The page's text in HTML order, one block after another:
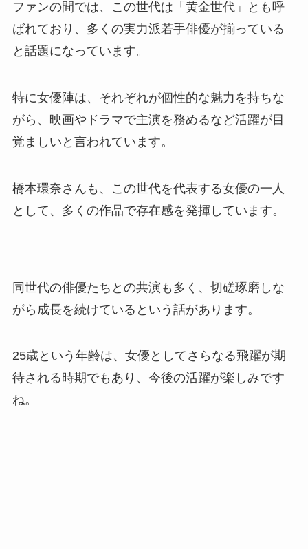
ファンの間では、この世代は「黄金世代」とも呼
ばれており、多くの実力派若手俳優が揃っている
と話題になっています。
特に女優陣は、それぞれが個性的な魅力を持ちな
がら、映画やドラマで主演を務めるなど活躍が目
覚ましいと言われています。
橋本環奈さんも、この世代を代表する女優の一人
として、多くの作品で存在感を発揮しています。
同世代の俳優たちとの共演も多く、切磋琢磨しな
がら成長を続けているという話があります。
25歳という年齢は、女優としてさらなる飛躍が期
待される時期でもあり、今後の活躍が楽しみです
ね。